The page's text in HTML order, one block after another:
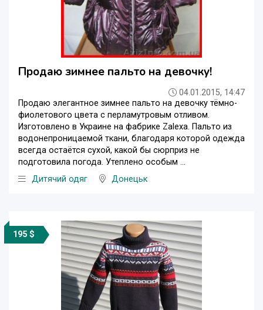
Продаю зимнее пальто на девочку!
04.01.2015, 14:47
Продаю элегантное зимнее пальто на девочку тёмно-
фиолетового цвета с перламутровым отливом.
Изготовлено в Украине на фабрике Zalexa. Пальто из
водонепроницаемой ткани, благодаря которой одежда
всегда остаётся сухой, какой бы сюрприз не
подготовила погода. Утеплено особым ...
Дитячий одяг
Донецьк
195 $